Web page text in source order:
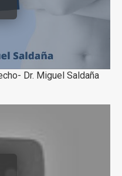
Dr. Miguel Saldaña